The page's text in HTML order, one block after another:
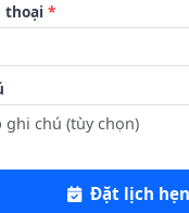
thoại *
Đặt lịch hẹn